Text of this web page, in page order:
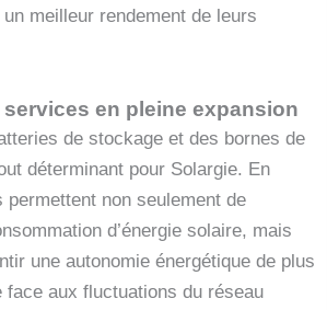
meilleur rendement de leurs
services en pleine expansion
de stockage et des bornes de
déterminant pour Solargie. En
non seulement de
d’énergie solaire, mais
une autonomie énergétique de plus
face aux fluctuations du réseau